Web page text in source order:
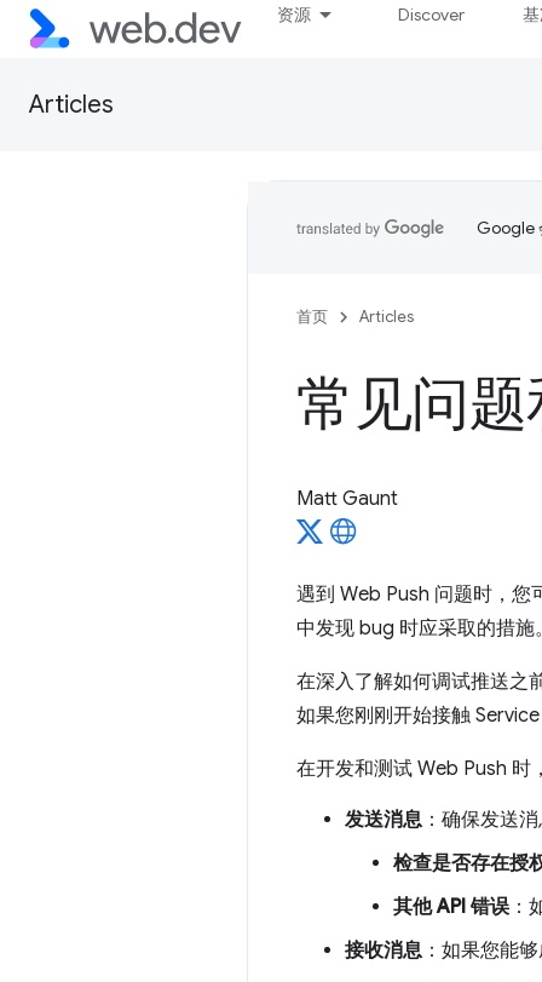
资源 Discover
Articles
Google
首页 Articles
常见问
Matt Gaunt
遇到 Web Push 问题时，
中发现 bug 时应采取的措施
在深入了解如何调试推送之
如果您刚刚开始接触
在开发和测试 Web Push 时
发送消息 ：确保发送
检查是否存在授
其他 API 错误：
接收消息 ：如果您能